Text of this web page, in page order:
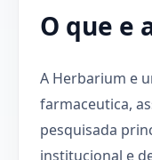
O que e
A Herbarium e
farmaceutica,
pesquisada
institucional e